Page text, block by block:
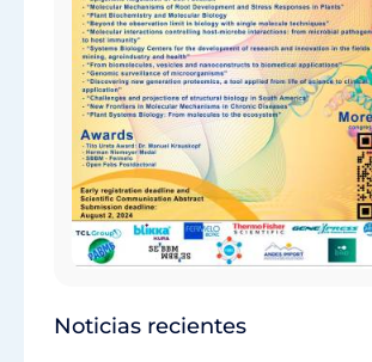
Noticias recientes